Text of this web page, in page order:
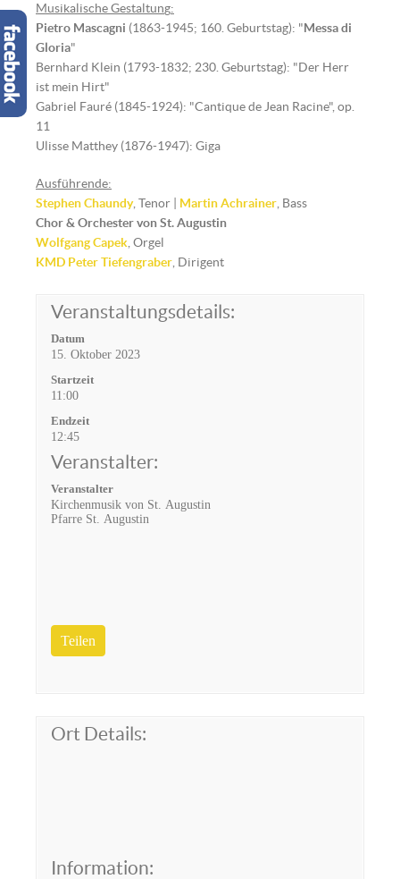
Musikalische Gestaltung:
Pietro Mascagni (1863-1945; 160. Geburtstag): "Messa di
Gloria"
Bernhard Klein (1793-1832; 230. Geburtstag): "Der Herr
ist mein Hirt"
Gabriel Fauré (1845-1924): "Cantique de Jean Racine", op.
11
Ulisse Matthey (1876-1947): Giga
Ausführende:
Stephen Chaundy, Tenor | Martin Achrainer , Bass
Chor & Orchester von St. Augustin
Wolfgang Capek , Orgel
KMD Peter Tiefengraber , Dirigent
Veranstaltungsdetails:
Datum
15. Oktober 2023
Startzeit
11:00
Endzeit
12:45
Veranstalter:
Veranstalter
Kirchenmusik von St. Augustin
Pfarre St. Augustin
Teilen
Ort Details:
Information: